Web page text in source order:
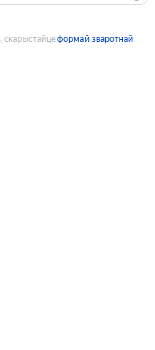
скарыстайцеформай зваротнай